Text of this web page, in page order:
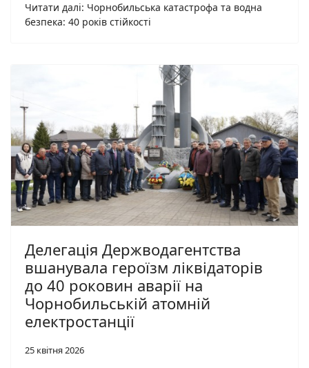
Читати далі: Чорнобильська катастрофа та водна
безпека: 40 років стійкості
Делегація Держводагентства
вшанувала героїзм ліквідаторів
до 40 роковин аварії на
Чорнобильській атомній
електростанції
25 квітня 2026